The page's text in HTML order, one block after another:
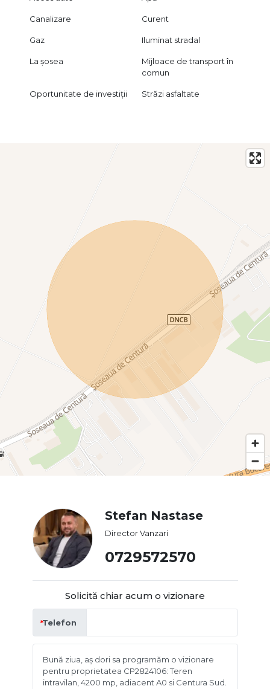
Canalizare Curent
Gaz Iluminat stradal
La șosea
Mijloace de transport în
comun
Oportunitate de investiții Străzi asfaltate
Stefan Nastase
Director Vanzari
0729572570
Solicită chiar acum o vizionare
Telefon